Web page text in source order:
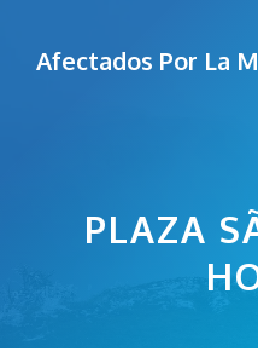
Afectados Por La
PLAZA